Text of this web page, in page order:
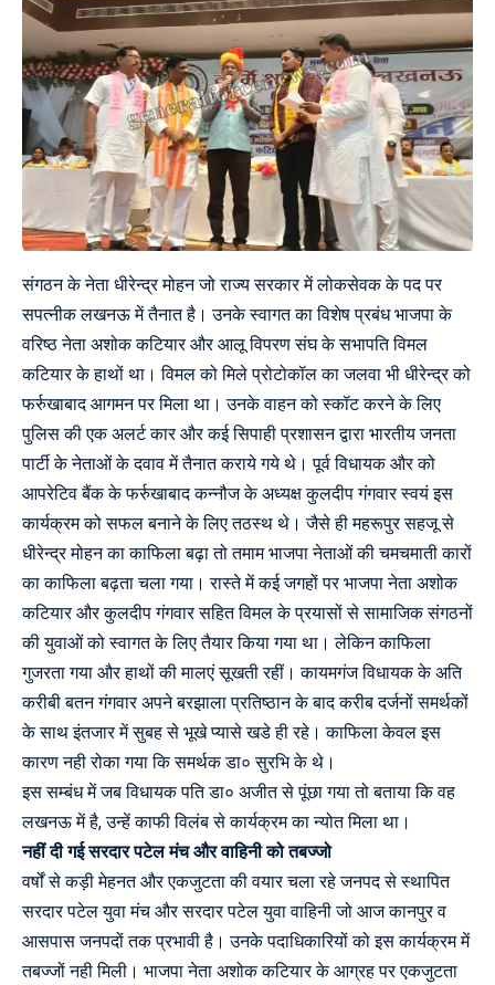
संगठन के नेता धीरेन्द्र मोहन जो राज्य सरकार में लोकसेवक के पद पर
सपत्नीक लखनऊ में तैनात है। उनके स्वागत का विशेष प्रबंध भाजपा के
वरिष्ठ नेता अशोक कटियार और आलू विपरण संघ के सभापति विमल
कटियार के हाथों था। विमल को मिले प्रोटोकॉल का जलवा भी धीरेन्द्र को
फर्रुखाबाद आगमन पर मिला था। उनके वाहन को स्कॉट करने के लिए
पुलिस की एक अलर्ट कार और कई सिपाही प्रशासन द्वारा भारतीय जनता
पार्टी के नेताओं के दवाव में तैनात कराये गये थे। पूर्व विधायक और को
आपरेटिव बैंक के फर्रुखाबाद कन्नौज के अध्यक्ष कुलदीप गंगवार स्वयं इस
कार्यक्रम को सफल बनाने के लिए तठस्थ थे। जैसे ही महरूपुर सहजू से
धीरेन्द्र मोहन का काफिला बढ़ा तो तमाम भाजपा नेताओं की चमचमाती कारों
का काफिला बढ़ता चला गया। रास्ते में कई जगहों पर भाजपा नेता अशोक
कटियार और कुलदीप गंगवार सहित विमल के प्रयासों से सामाजिक संगठनों
की युवाओं को स्वागत के लिए तैयार किया गया था। लेकिन काफिला
गुजरता गया और हाथों की मालएं सूखती रहीं। कायमगंज विधायक के अति
करीबी बतन गंगवार अपने बरझाला प्रतिष्ठान के बाद करीब दर्जनों समर्थकों
के साथ इंतजार में सुबह से भूखे प्यासे खडे ही रहे। काफिला केवल इस
कारण नही रोका गया कि समर्थक डा० सुरभि के थे।
इस सम्बंध में जब विधायक पति डा० अजीत से पूंछा गया तो बताया कि वह
लखनऊ में है, उन्हें काफी विलंब से कार्यक्रम का न्योत मिला था।
नहीं दी गई सरदार पटेल मंच और वाहिनी को तबज्जो
वर्षों से कड़ी मेहनत और एकजुटता की वयार चला रहे जनपद से स्थापित
सरदार पटेल युवा मंच और सरदार पटेल युवा वाहिनी जो आज कानपुर व
आसपास जनपदों तक प्रभावी है। उनके पदाधिकारियों को इस कार्यक्रम में
तबज्जों नही मिली। भाजपा नेता अशोक कटियार के आग्रह पर एकजुटता